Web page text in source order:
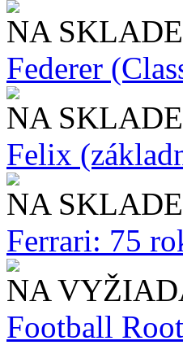
NA SKLADE
Federer
NA SKLADE
Felix
NA SKLADE
Ferrari: 75
NA
Football